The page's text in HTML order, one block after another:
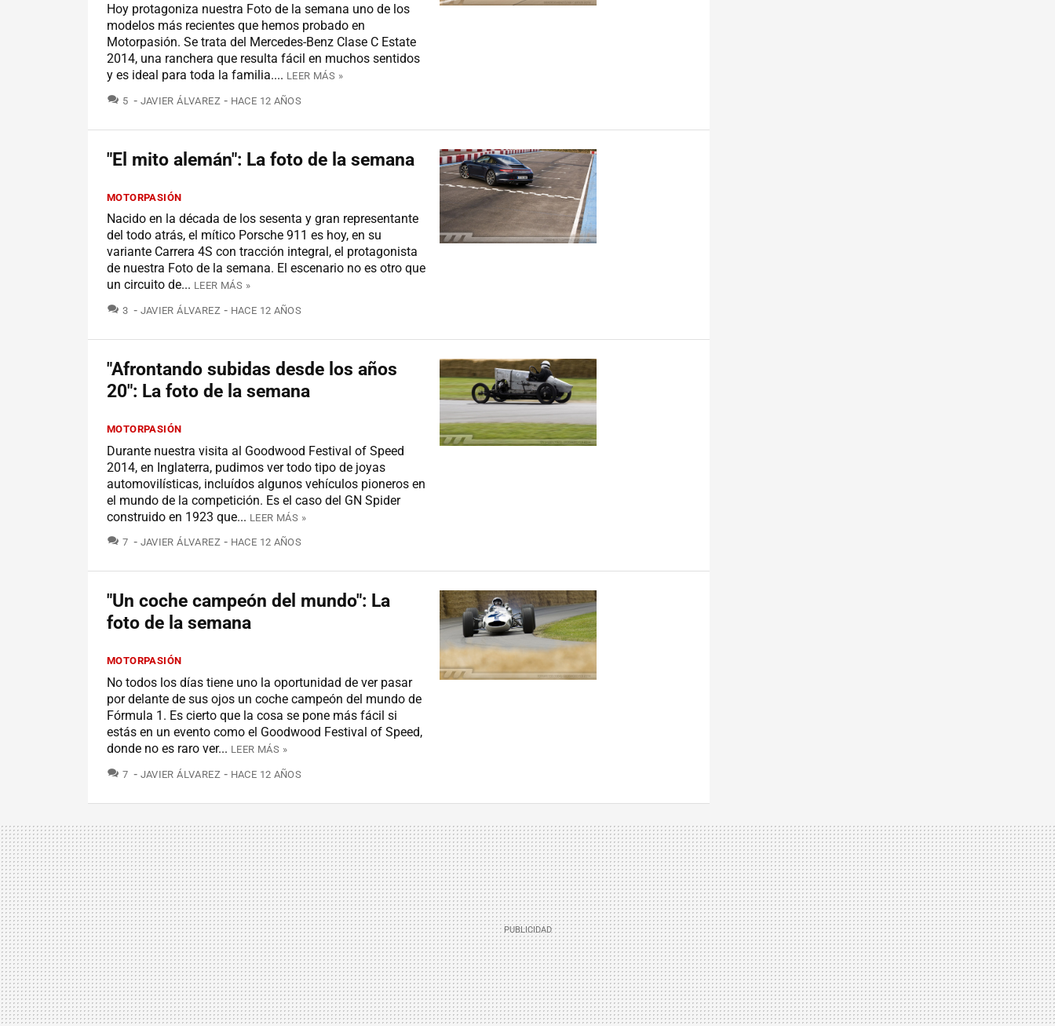
Hoy protagoniza nuestra Foto de la semana uno de los
modelos más recientes que hemos probado en
Motorpasión. Se trata del Mercedes-Benz Clase C Estate
2014, una ranchera que resulta fácil en muchos sentidos
y es ideal para toda la familia.... LEER MÁS »
5 COMENTARIOS
JAVIER ÁLVAREZ HACE 12 AÑOS
"El mito alemán": La foto de la semana
MOTORPASIÓN
Nacido en la década de los sesenta y gran representante
del todo atrás, el mítico Porsche 911 es hoy, en su
variante Carrera 4S con tracción integral, el protagonista
de nuestra Foto de la semana. El escenario no es otro que
un circuito de... LEER MÁS »
3 COMENTARIOS
JAVIER ÁLVAREZ HACE 12 AÑOS
"Afrontando subidas desde los años
20": La foto de la semana
MOTORPASIÓN
Durante nuestra visita al Goodwood Festival of Speed
2014, en Inglaterra, pudimos ver todo tipo de joyas
automovilísticas, incluídos algunos vehículos pioneros en
el mundo de la competición. Es el caso del GN Spider
construido en 1923 que... LEER MÁS »
7 COMENTARIOS
JAVIER ÁLVAREZ HACE 12 AÑOS
"Un coche campeón del mundo": La
foto de la semana
MOTORPASIÓN
No todos los días tiene uno la oportunidad de ver pasar
por delante de sus ojos un coche campeón del mundo de
Fórmula 1. Es cierto que la cosa se pone más fácil si
estás en un evento como el Goodwood Festival of Speed,
donde no es raro ver... LEER MÁS »
7 COMENTARIOS
JAVIER ÁLVAREZ HACE 12 AÑOS